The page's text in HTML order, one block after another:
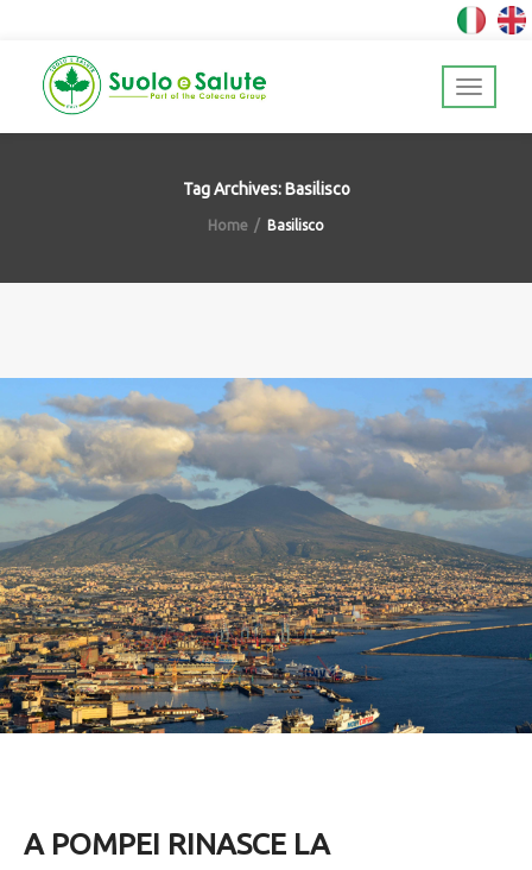
Tag Archives: Basilisco
Home Basilisco
A POMPEI RINASCE LA